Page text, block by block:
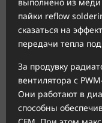
пайки reflow
сказаться на
передачи тепла
За продувку
вентилятора с
Они работают в
способны